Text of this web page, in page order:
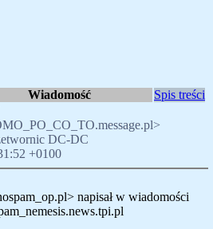
Wiadomość
Spis treści
DC-DC
+0100
napisał w wiadomości